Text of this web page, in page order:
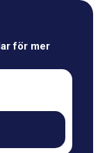
för mer